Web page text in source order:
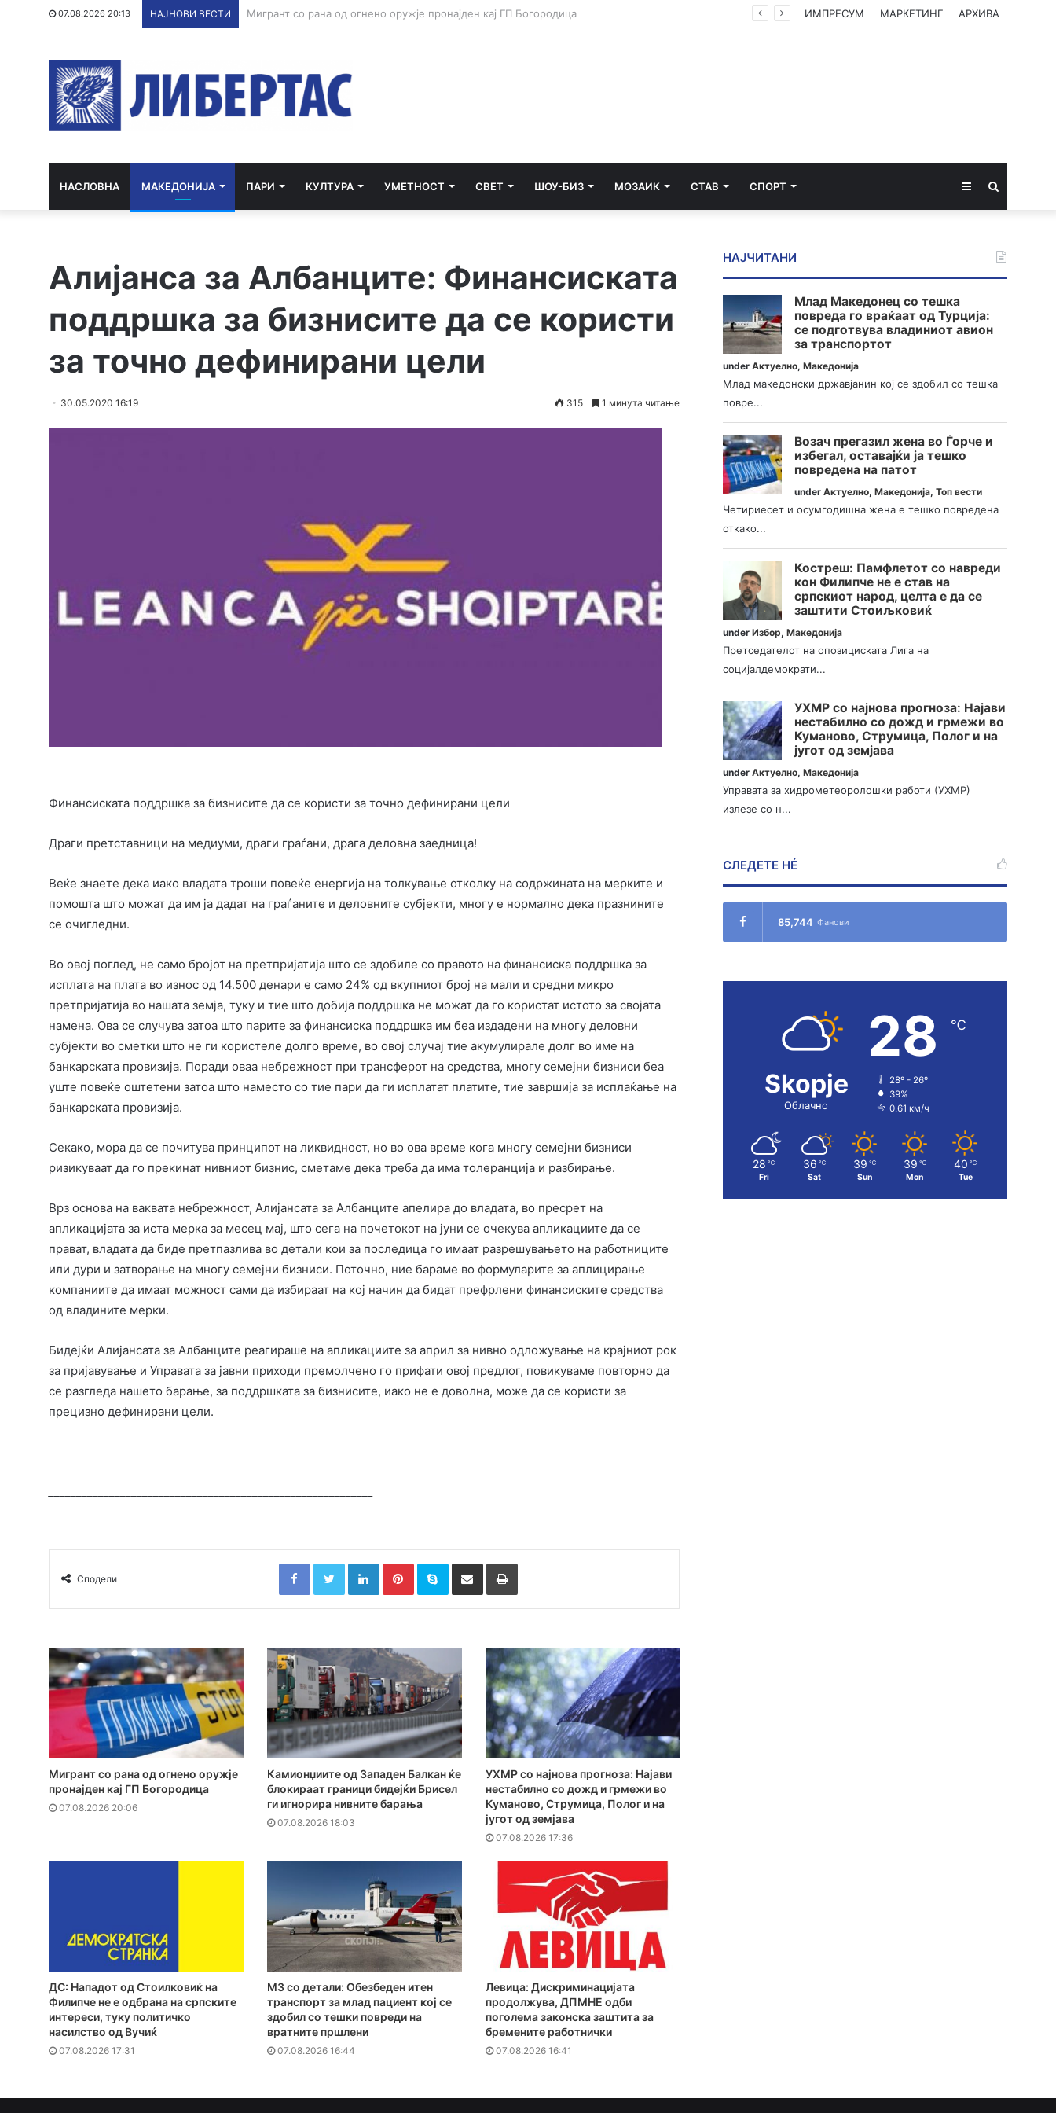
07.08.2026 20:13 НАЈНОВИ ВЕСТИ ИМПРЕСУМ МАРКЕТИНГ АРХИВА
НАСЛОВНА МАКЕДОНИЈА ПАРИ КУЛТУРА УМЕТНОСТ СВЕТ ШОУ-БИЗ МОЗАИК СТАВ СПОРТ Sidebar
Алијанса за Албанците: Финансиската
поддршка за бизнисите да се користи
за точно дефинирани цели
30.05.2020 16:19 315 1 минута читање
Финансиската поддршка за бизнисите да се користи за точно дефинирани цели
Драги претставници на медиуми, драги граѓани, драга деловна заедница!
Веќе знаете дека иако владата троши повеќе енергија на толкување отколку на содржината на мерките и
помошта што можат да им ја дадат на граѓаните и деловните субјекти, многу е нормално дека празнините
се очигледни.
Во овој поглед, не само бројот на претпријатија што се здобиле со правото на финансиска поддршка за
исплата на плата во износ од 14.500 денари е само 24% од вкупниот број на мали и средни микро
претпријатија во нашата земја, туку и тие што добија поддршка не можат да го користат истото за својата
намена. Ова се случува затоа што парите за финансиска поддршка им беа издадени на многу деловни
субјекти во сметки што не ги користеле долго време, во овој случај тие акумулирале долг во име на
банкарската провизија. Поради оваа небрежност при трансферот на средства, многу семејни бизниси беа
уште повеќе оштетени затоа што наместо со тие пари да ги исплатат платите, тие завршија за исплаќање на
банкарската провизија.
Секако, мора да се почитува принципот на ликвидност, но во ова време кога многу семејни бизниси
ризикуваат да го прекинат нивниот бизнис, сметаме дека треба да има толеранција и разбирање.
Врз основа на ваквата небрежност, Алијансата за Албанците апелира до владата, во пресрет на
апликацијата за иста мерка за месец мај, што сега на почетокот на јуни се очекува апликациите да се
прават, владата да биде претпазлива во детали кои за последица го имаат разрешувањето на работниците
или дури и затворање на многу семејни бизниси. Поточно, ние бараме во формуларите за аплицирање
компаниите да имаат можност сами да избираат на кој начин да бидат префрлени финансиските средства
од владините мерки.
Бидејќи Алијансата за Албанците реагираше на апликациите за април за нивно одложување на крајниот рок
за пријавување и Управата за јавни приходи премолчено го прифати овој предлог, повикуваме повторно да
се разгледа нашето барање, за поддршката за бизнисите, иако не е доволна, може да се користи за
прецизно дефинирани цели.
Сподели
FacebookTwitterLinkedInPinterestSkype Сподели преку Е-маил Испринтај
Мигрант со рана од огнено оружје
пронајден кај ГП Богородица
07.08.2026 20:06
Камионџиите од Западен Балкан ќе
блокираат граници бидејќи Брисел
ги игнорира нивните барања
07.08.2026 18:03
УХМР со најнова прогноза: Најави
нестабилно со дожд и грмежи во
Куманово, Струмица, Полог и на
југот од земјава
07.08.2026 17:36
ДС: Нападот од Стоилковиќ на
Филипче не е одбрана на српските
интереси, туку политичко
насилство од Вучиќ
07.08.2026 17:31
MЗ со детали: Обезбеден итен
транспорт за млад пациент кој се
здобил со тешки повреди на
вратните пршлени
07.08.2026 16:44
Левица: Дискриминацијата
продолжува, ДПМНЕ одби
поголема законска заштита за
бремените работнички
07.08.2026 16:41
НАЈЧИТАНИ
Млад Македонец со тешка
повреда го враќаат од Турција:
се подготвува владиниот авион
за транспортот
underАктуелно,Македонија
Млад македонски државјанин кој се здобил со тешка
повре...
Возач прегазил жена во Ѓорче и
избегал, оставајќи ја тешко
повредена на патот
underАктуелно,Македонија,Топ вести
Четириесет и осумгодишна жена е тешко повредена
откако...
Костреш: Памфлетот со навреди
кон Филипче не е став на
српскиот народ, целта е да се
заштити Стоиљковиќ
underИзбор,Македонија
Претседателот на опозициската Лига на
социјалдемократи...
УХМР со најнова прогноза: Најави
нестабилно со дожд и грмежи во
Куманово, Струмица, Полог и на
југот од земјава
underАктуелно,Македонија
Управата за хидрометеоролошки работи (УХМР)
излезе со н...
СЛЕДЕТЕ НÉ
85,744 Фанови
Skopje
Облачно
28 ℃
28º - 26º
39%
0.61 км/ч
28 ℃
Fri
36 ℃
Sat
39 ℃
Sun
39 ℃
Mon
40 ℃
Tue